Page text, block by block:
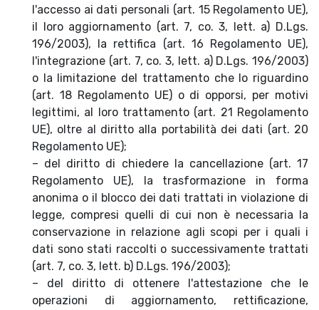
l'accesso ai dati personali (art. 15 Regolamento UE),
il loro aggiornamento (art. 7, co. 3, lett. a) D.Lgs.
196/2003), la rettifica (art. 16 Regolamento UE),
l'integrazione (art. 7, co. 3, lett. a) D.Lgs. 196/2003)
o la limitazione del trattamento che lo riguardino
(art. 18 Regolamento UE) o di opporsi, per motivi
legittimi, al loro trattamento (art. 21 Regolamento
UE), oltre al diritto alla portabilità dei dati (art. 20
Regolamento UE);
– del diritto di chiedere la cancellazione (art. 17
Regolamento UE), la trasformazione in forma
anonima o il blocco dei dati trattati in violazione di
legge, compresi quelli di cui non è necessaria la
conservazione in relazione agli scopi per i quali i
dati sono stati raccolti o successivamente trattati
(art. 7, co. 3, lett. b) D.Lgs. 196/2003);
– del diritto di ottenere l'attestazione che le
operazioni di aggiornamento, rettificazione,